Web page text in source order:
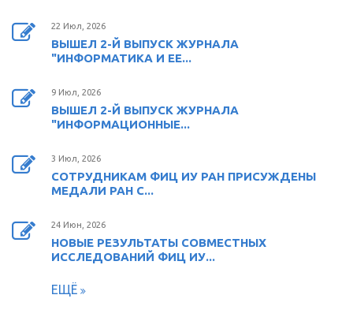
22 Июл, 2026
ВЫШЕЛ 2-Й ВЫПУСК ЖУРНАЛА
"ИНФОРМАТИКА И ЕЕ...
9 Июл, 2026
ВЫШЕЛ 2-Й ВЫПУСК ЖУРНАЛА
"ИНФОРМАЦИОННЫЕ...
3 Июл, 2026
СОТРУДНИКАМ ФИЦ ИУ РАН ПРИСУЖДЕНЫ
МЕДАЛИ РАН С...
24 Июн, 2026
НОВЫЕ РЕЗУЛЬТАТЫ СОВМЕСТНЫХ
ИССЛЕДОВАНИЙ ФИЦ ИУ...
ЕЩЁ